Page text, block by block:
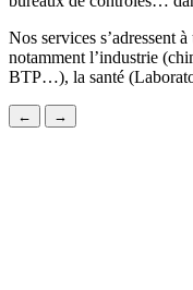
Nos services s’adressent
notamment l’industrie
BTP…), la santé
← →